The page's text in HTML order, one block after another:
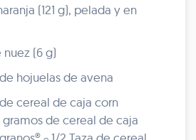
(121 g), pelada y en
nuez (6 g)
hojuelas de avena
cereal de caja corn
gramos de cereal de caja